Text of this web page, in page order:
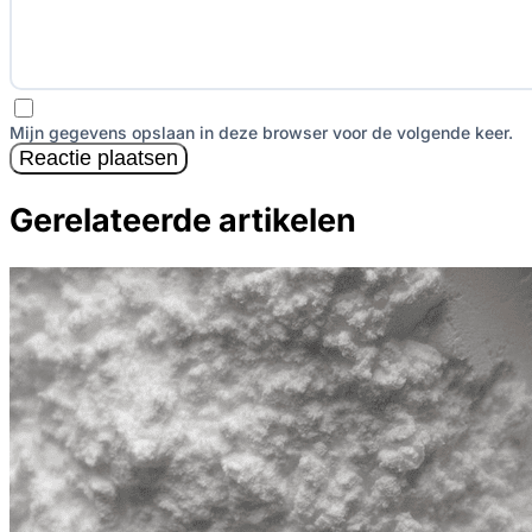
Mijn gegevens opslaan in deze browser voor de volgende keer.
Reactie plaatsen
Gerelateerde artikelen